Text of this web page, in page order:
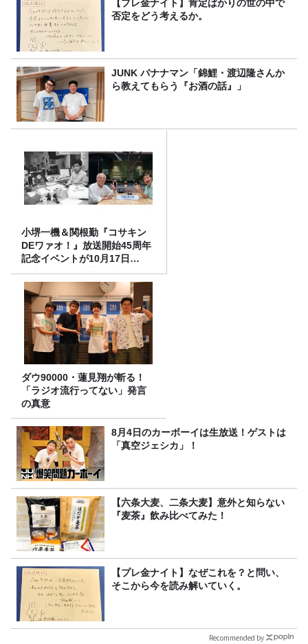
【プレ金ナイト】肯定ばかりの世の中で
否定をどう考えるか。
JUNK バナナマン「錦鯉・渡辺隆さんか
ら教えてもらう『お酒の話』」
小堺一機＆関根勤『コサキン
DEワァオ！』放送開始45周年
記念イベントが10月17日
（土）に開催決定！本日より
FC先行受付スタート！
ダウ90000・蓮見翔が斬る！
「ラジオ流行ってない」発言
の真意
8月4日のカーボーイは生放送！ゲストは
「真空ジェシカ」！
【六条大麦、二条大麦】意外と知らない
『麦茶』飲み比べてみた！
【プレ金ナイト】なぜこれを？と問い、
そこから今を読み解いていく。
Recommended by